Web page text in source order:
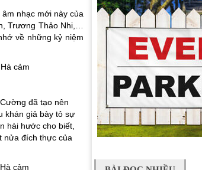
nhạc mới này của
Trương Thảo Nhi,…
về những kỷ niệm
đã tạo nên
khán giả bày tỏ sự
hài hước cho biết,
nửa đích thực của